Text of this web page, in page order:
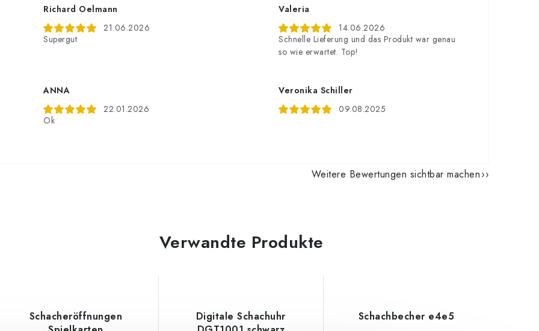
Richard Oelmann
21.06.2026
Supergut
Valeria
14.06.2026
Schnelle Lieferung und das Produkt war genau
so wie erwartet. Top!
ANNA
22.01.2026
Ok
Veronika Schiller
09.08.2025
Weitere Bewertungen sichtbar machen
Verwandte Produkte
Schacheröffnungen
Digitale Schachuhr
Schachbecher e4e5